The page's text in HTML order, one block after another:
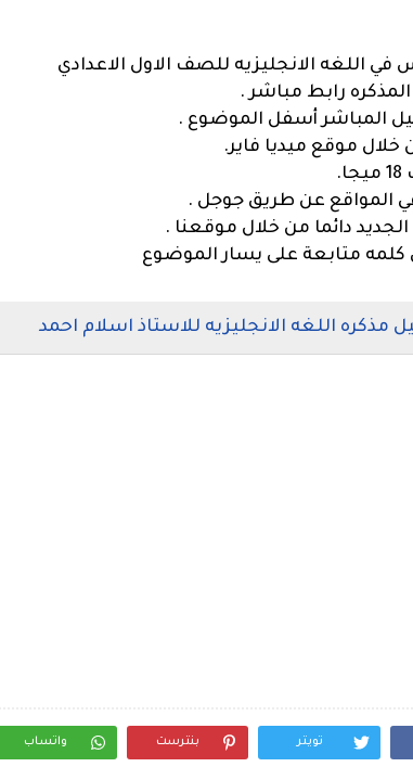
في اللغه الانجليزيه للصف الاول الاعدادي
رابط مباشر .
المباشر أسفل الموضوع .
خلال موقع ميديا فاير.
المواقع عن طريق جوجل .
دائما من خلال موقعنا .
متابعة على يسار الموضوع
مذكره اللغه الانجليزيه للاستاذ اسلام احمد
تويتر بنترست واتساب